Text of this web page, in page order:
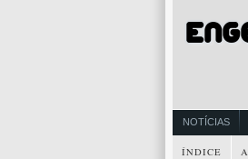
NOTÍCIAS
ÍNDICE A